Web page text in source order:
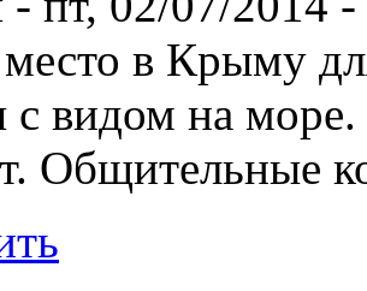
в Крыму
с видом на
Общительные